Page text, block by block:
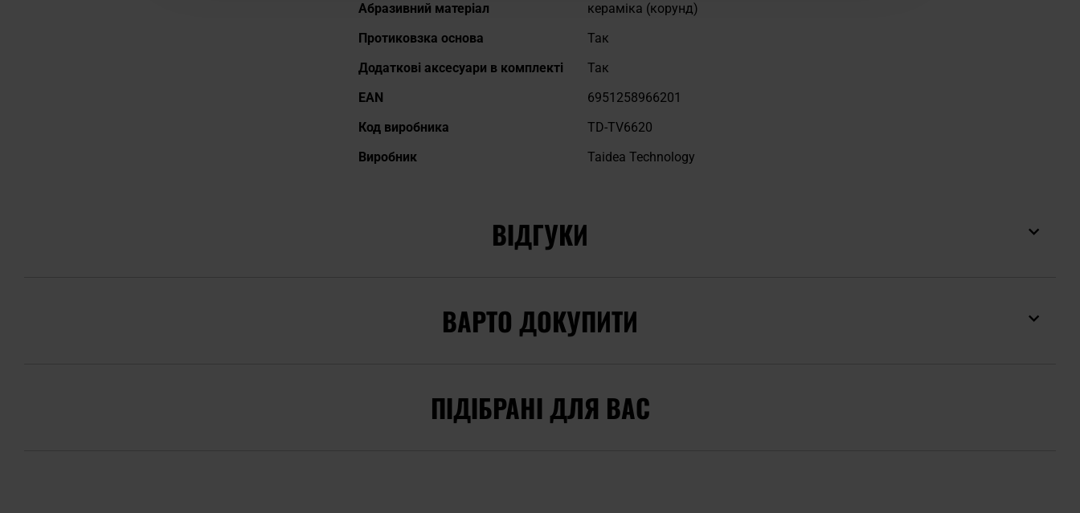
Абразивний матеріал
кераміка (корунд)
Протиковзка основа
Так
Додаткові аксесуари в комплекті
Так
EAN
6951258966201
Код виробника
TD-TV6620
Виробник
Taidea Technology
ВІДГУКИ
ВАРТО ДОКУПИТИ
ПІДІБРАНІ ДЛЯ ВАС